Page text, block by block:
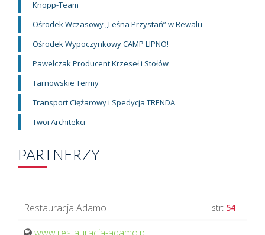
Knopp-Team
Ośrodek Wczasowy „Leśna Przystań” w Rewalu
Ośrodek Wypoczynkowy CAMP LIPNO!
Pawełczak Producent Krzeseł i Stołów
Tarnowskie Termy
Transport Ciężarowy i Spedycja TRENDA
Twoi Architekci
PARTNERZY
Restauracja Adamo str: 54